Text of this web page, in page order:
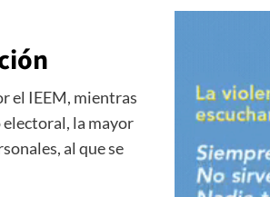
el IEEM, mientras
electoral, la mayor
al que se